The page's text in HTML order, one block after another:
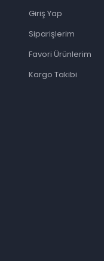
Giriş Yap
Siparişlerim
Favori Ürünlerim
Kargo Takibi